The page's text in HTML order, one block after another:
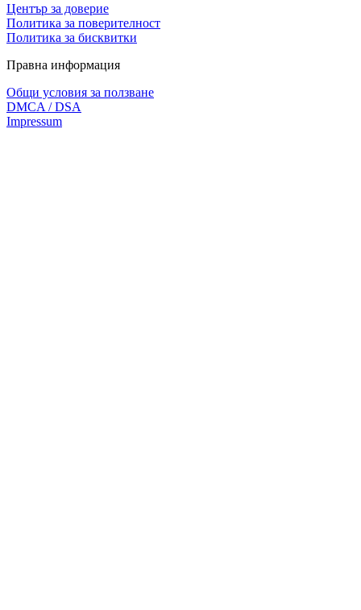
Център за доверие
Политика за поверителност
Политика за бисквитки
Правна информация
Общи условия за ползване
DMCA / DSA
Impressum